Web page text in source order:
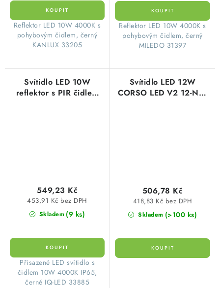
​Reflektor LED 10W 4000K s
pohybovým čidlem, černý
KANLUX 33205
​Reflektor LED 10W 4000K s
pohybovým čidlem, černý
MILEDO 31397
Svítidlo LED 10W
reflektor s PIR čidlem
Skladem (9 ks)
453,91 Kč bez DPH
549,23 Kč
​Přisazené LED svítidlo s
čidlem 10W 4000K IP65,
černé IQ-LED 33885
Svítidlo LED 12W
CORSO LED V2 12-NW
Skladem (>100 ks)
418,83 Kč bez DPH
506,78 Kč